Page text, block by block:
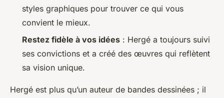
styles graphiques pour trouver ce qui vous
convient le mieux.
Restez fidèle à vos idées : Hergé a toujours suivi
ses convictions et a créé des œuvres qui reflètent
sa vision unique.
Hergé est plus qu’un auteur de bandes dessinées ; il